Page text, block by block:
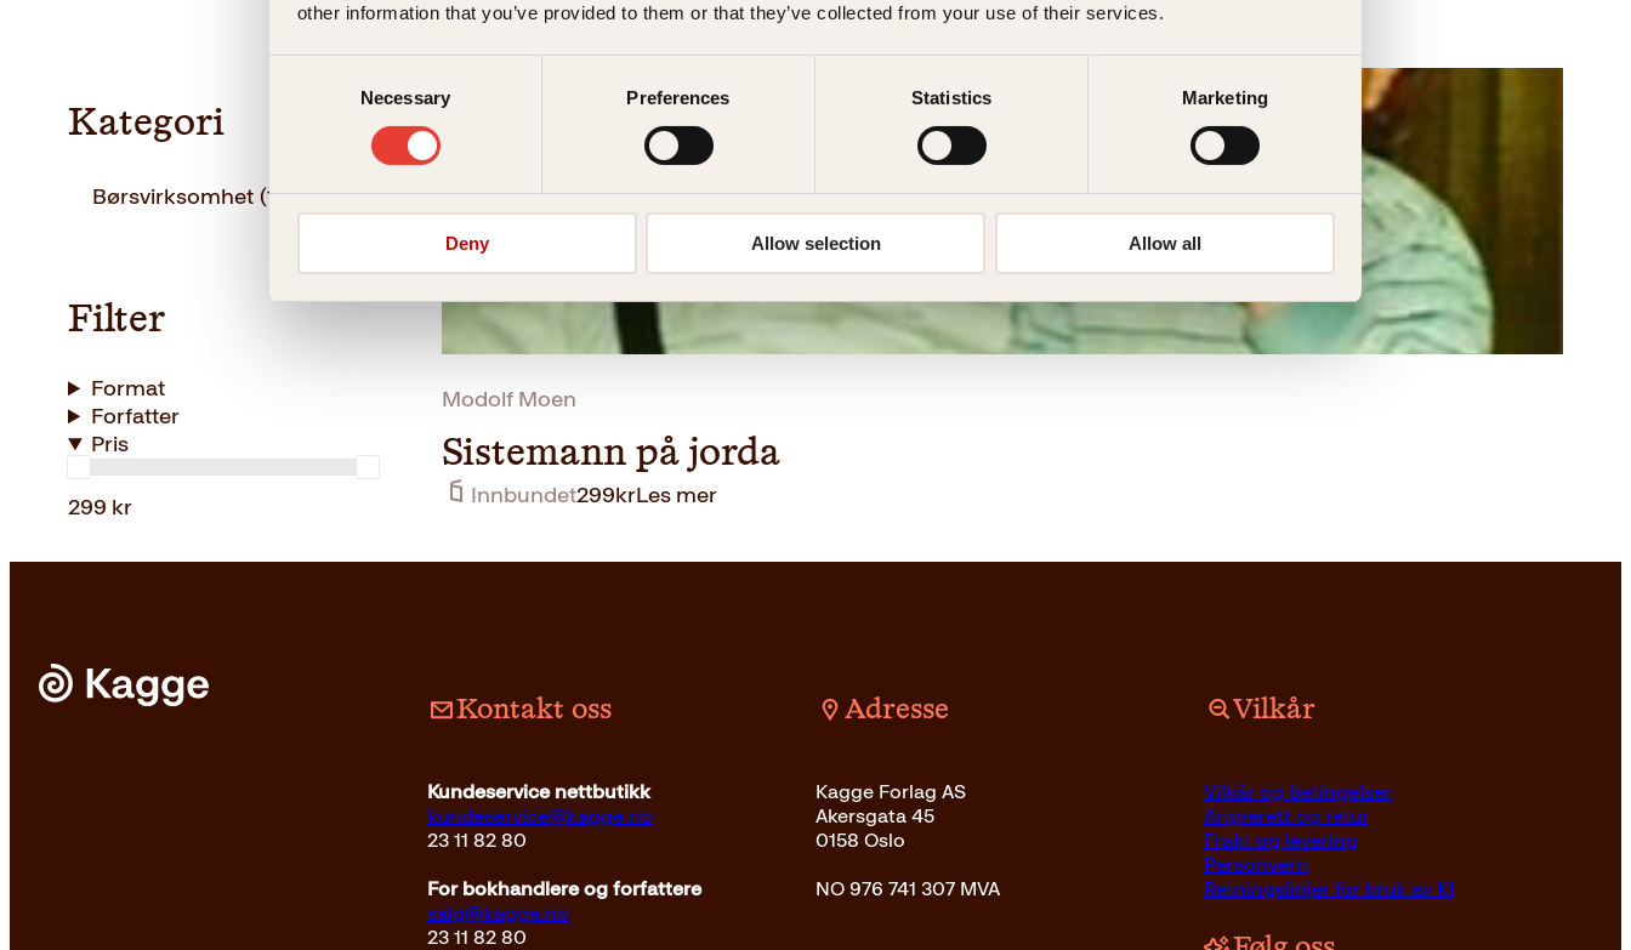
other information that you’ve provided to them or that they’ve collected from your use of their services.
Necessary Preferences Statistics Marketing
Deny Allow selection Allow all
Kategori
Børsvirksomhet (1)
Filter
Format
Forfatter
Pris
299 kr
Modolf Moen
Sistemann på jorda
Innbundet299krLes mer
Kontakt oss
Kundeservice nettbutikk
kundeservice@kagge.no
23 11 82 80
For bokhandlere og forfattere
salg@kagge.no
23 11 82 80
Adresse
Kagge Forlag AS
Akersgata 45
0158 Oslo
NO 976 741 307 MVA
Vilkår
Vilkår og betingelser
Angrerett og retur
Frakt og levering
Personvern
Retningslinjer for bruk av KI